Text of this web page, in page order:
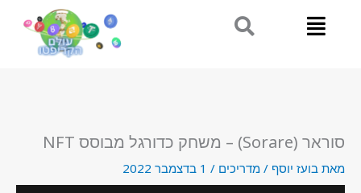
סוראר (Sorare) – משחק כדורגל מבוסס NFT
מאת בועז יוסף / מדריכים / 1 בדצמבר 2022